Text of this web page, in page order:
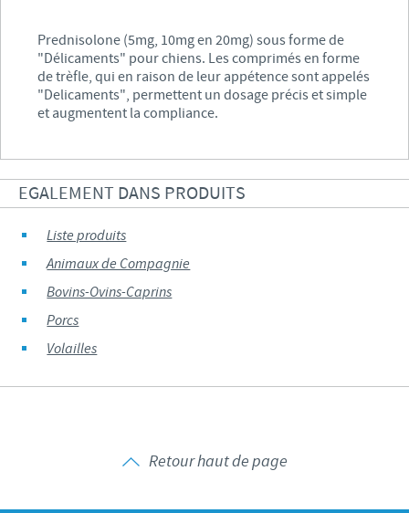
Prednisolone (5mg, 10mg en 20mg) sous forme de
"Délicaments" pour chiens. Les comprimés en forme
de trèfle, qui en raison de leur appétence sont appelés
"Delicaments", permettent un dosage précis et simple
et augmentent la compliance.
EGALEMENT DANS PRODUITS
Liste produits
Animaux de Compagnie
Bovins-Ovins-Caprins
Porcs
Volailles
Retour haut de page